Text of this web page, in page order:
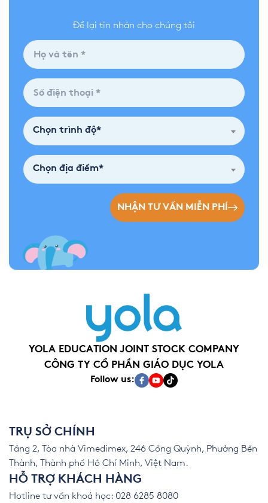
Để lại tin nhắn cho chúng tôi
Chọn trình độ*
Chọn địa điểm*
NHẬN TƯ VẤN MIỄN PHÍ
YOLA EDUCATION JOINT STOCK COMPANY
CÔNG TY CỔ PHẦN GIÁO DỤC YOLA
Follow us:
TRỤ SỞ CHÍNH
Tầng 2, Tòa nhà Vimedimex, 246 Cống Quỳnh, Phường Bến
Thành, Thành phố Hồ Chí Minh, Việt Nam.
HỖ TRỢ KHÁCH HÀNG
Hotline tư vấn khoá học: 028 6285 8080